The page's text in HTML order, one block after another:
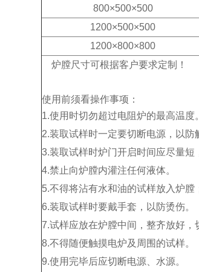
800×500×500
1200×500×500
1200×800×800
炉膛尺寸可根据客户要求定制！
使用前须看操作事项：
1.使用时切勿超过电阻炉的最高温度。
2.装取试样时一定要切断电源，以防
3.装取试样时炉门开启时间应尽量短
4.禁止向炉膛内灌注任何液体。
5.不得将沾有水和油的试样放入炉膛
6.装取试样时要戴手套，以防烫伤。
7.试样应放在炉膛中间，整齐放好，
8.不得随便触摸电炉及周围的试样。
9.使用完毕后应切断电源、水源。